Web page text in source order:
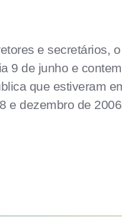
e secretários, o
9 de junho e
que estiveram
e dezembro de